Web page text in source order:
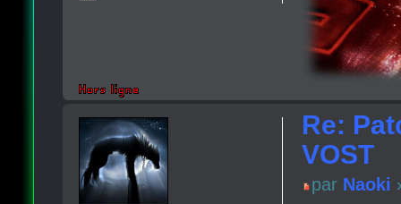
Re:
VOST
par Naoki